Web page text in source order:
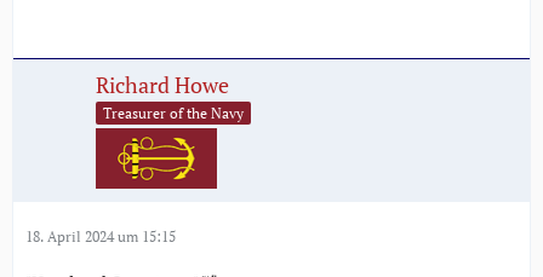
Richard Howe
Treasurer of the Navy
18. April 2024 um 15:15